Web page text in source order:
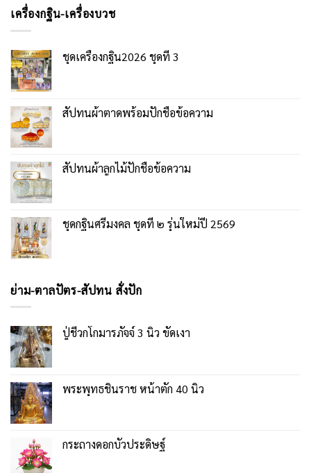
เครื่องกฐิน-เครื่องบวช
ชุดเครื่องกฐิน2026 ชุดที่ 3
สัปทนผ้าตาดพร้อมปักชื่อข้อความ
สัปทนผ้าลูกไม้ปักชื่อข้อความ
ชุดกฐินศรีมงคล ชุดที่ ๒ รุ่นใหม่ปี 2569
ย่าม-ตาลปัตร-สัปทน สั่งปัก
ปู่ชีวกโกมารภัจจ์ 3 นิ้ว ขัดเงา
พระพุทธชินราช หน้าตัก 40 นิ้ว
กระถางดอกบัวประดิษฐ์